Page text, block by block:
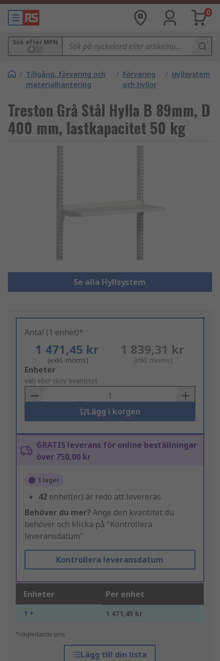
0
Sök efter MPN
/ Tillgång, förvaring och
materialhantering
/ Förvaring
och hyllor
/ Hyllsystem
Treston Grå Stål Hylla B 89mm, D
400 mm, lastkapacitet 50 kg
Se alla Hyllsystem
Antal (1 enhet)*
1 471,45 kr
(exkl. moms)
1 839,31 kr
(inkl. moms)
Add
to
Basket
Enheter
välj eller skriv kvantitet
Lägg i korgen
GRATIS leverans för online beställningar
över 750,00 kr
I lager
42 enhet(er) är redo att levereras
Behöver du mer? Ange den kvantitet du
behöver och klicka på "Kontrollera
leveransdatum"
Kontrollera leveransdatum
Enheter Per enhet
1 + 1 471,45 kr
*vägledande pris
Lägg till din lista